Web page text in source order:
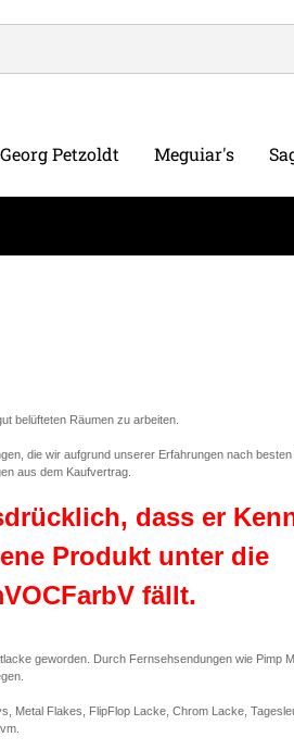
Georg Petzoldt Meguiar's
belüfteten Räumen zu arbeiten.
die wir aufgrund unserer Erfahrungen nach
aus dem Kaufvertrag.
dass er
Produkt unter die
fällt.
geworden. Durch Fernsehsendungen wie Pimp
Metal Flakes, FlipFlop Lacke, Chrom Lacke,